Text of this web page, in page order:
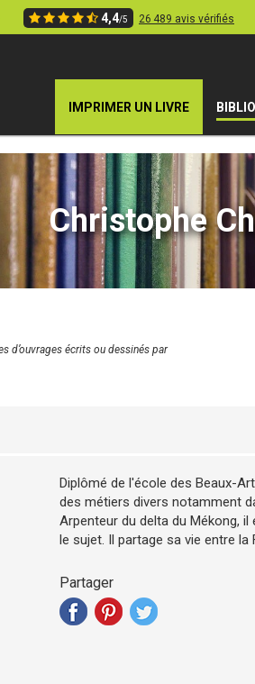
4,4/5 26 489 avis vérifiés
IMPRIMER UN LIVRE
Christophe
d’ouvrages écrits ou dessinés par
Diplômé de l'école des Beaux-
des métiers divers notamment
Arpenteur du delta du Mékong,
le sujet. Il partage sa vie entre la
Partager